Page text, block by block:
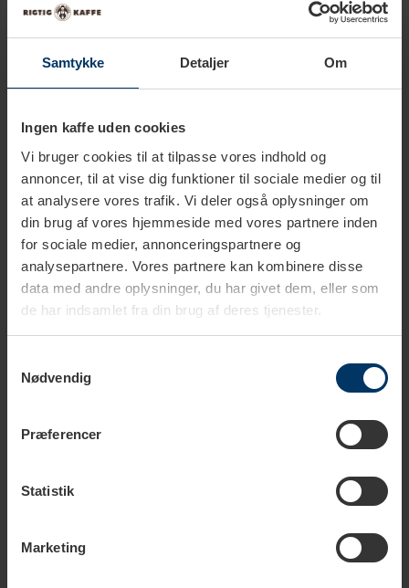
Samtykke Detaljer Om
Ingen kaffe uden cookies
Vi bruger cookies til at tilpasse vores indhold og
annoncer, til at vise dig funktioner til sociale medier og til
at analysere vores trafik. Vi deler også oplysninger om
din brug af vores hjemmeside med vores partnere inden
for sociale medier, annonceringspartnere og
analysepartnere. Vores partnere kan kombinere disse
data med andre oplysninger, du har givet dem, eller som
de har indsamlet fra din brug af deres tjenester.
Nødvendig
Præferencer
Statistik
Marketing
1-2 hverdage
Ascaso Professionel Blindfilter
199,95 DKK
1-2 hverdage
Ascaso Gruppehoved Pakning
- Dream PID & Steel
129,95 DKK